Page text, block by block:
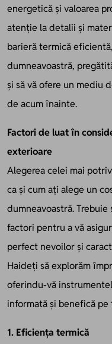
energetică și valoarea
atenție la detalii și
barieră termică
dumneavoastră,
și să vă ofere un mediu
de acum înainte.
Factori de luat în
exterioare
Alegerea celei mai
ca și cum ați alege un
dumneavoastră.
factori pentru a vă
perfect nevoilor și
Haideți să explorăm
oferindu-vă
informată și benefică pe
1. Eficiența termică